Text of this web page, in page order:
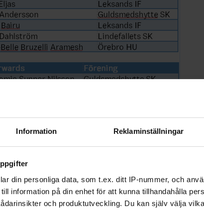
Information Reklaminställningar
din personliga data, som t.ex. ditt IP-nummer, och
information på din enhet för att kunna tillhandahålla
och produktutveckling. Du kan själv välja